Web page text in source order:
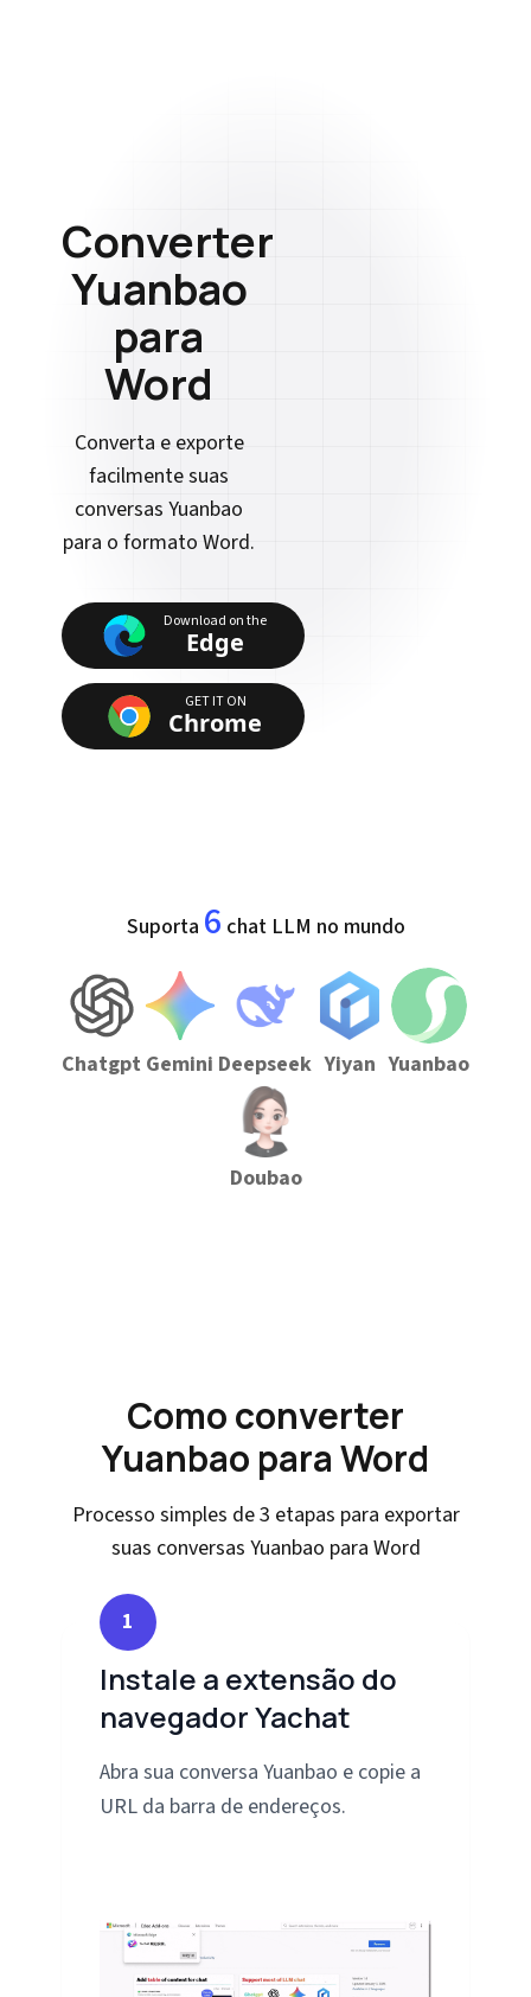
Converter
Yuanbao
para
Word
Converta e exporte
facilmente suas
conversas Yuanbao
para o formato Word.
Download on the
Edge
GET IT ON
Chrome
Suporta 6 chat LLM no mundo
Chatgpt Gemini Deepseek Yiyan Yuanbao
Doubao
Como converter
Yuanbao para Word
Processo simples de 3 etapas para exportar
suas conversas Yuanbao para Word
1
Instale a extensão do
navegador Yachat
Abra sua conversa Yuanbao e copie a
URL da barra de endereços.